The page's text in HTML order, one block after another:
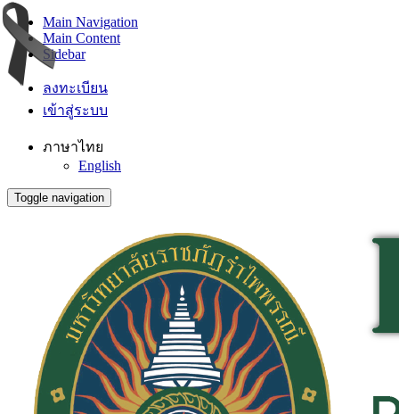
Main Navigation
Main Content
Sidebar
ลงทะเบียน
เข้าสู่ระบบ
ภาษาไทย
English
Toggle navigation